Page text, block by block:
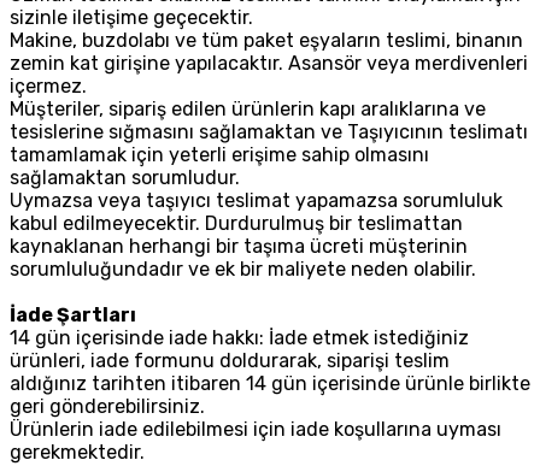
sizinle iletişime geçecektir.
Makine, buzdolabı ve tüm paket eşyaların teslimi, binanın
zemin kat girişine yapılacaktır. Asansör veya merdivenleri
içermez.
Müşteriler, sipariş edilen ürünlerin kapı aralıklarına ve
tesislerine sığmasını sağlamaktan ve Taşıyıcının teslimatı
tamamlamak için yeterli erişime sahip olmasını
sağlamaktan sorumludur.
Uymazsa veya taşıyıcı teslimat yapamazsa sorumluluk
kabul edilmeyecektir. Durdurulmuş bir teslimattan
kaynaklanan herhangi bir taşıma ücreti müşterinin
sorumluluğundadır ve ek bir maliyete neden olabilir.
İade Şartları
14 gün içerisinde iade hakkı: İade etmek istediğiniz
ürünleri, iade formunu doldurarak, siparişi teslim
aldığınız tarihten itibaren 14 gün içerisinde ürünle birlikte
geri gönderebilirsiniz.
Ürünlerin iade edilebilmesi için iade koşullarına uyması
gerekmektedir.